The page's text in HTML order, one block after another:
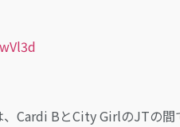
Cardi BとCity GirlのJTの間